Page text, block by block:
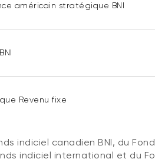
américain stratégique BNI
Revenu fixe
indiciel canadien BNI, du
indiciel international et du